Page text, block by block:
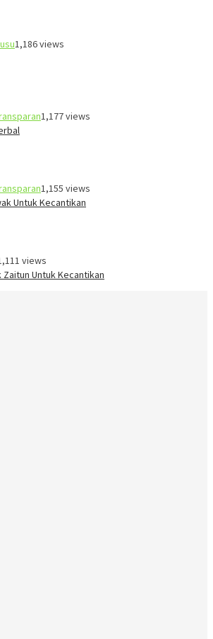
1,186 views
1,177 views
1,155 views
Untuk Kecantikan
views
Zaitun Untuk Kecantikan